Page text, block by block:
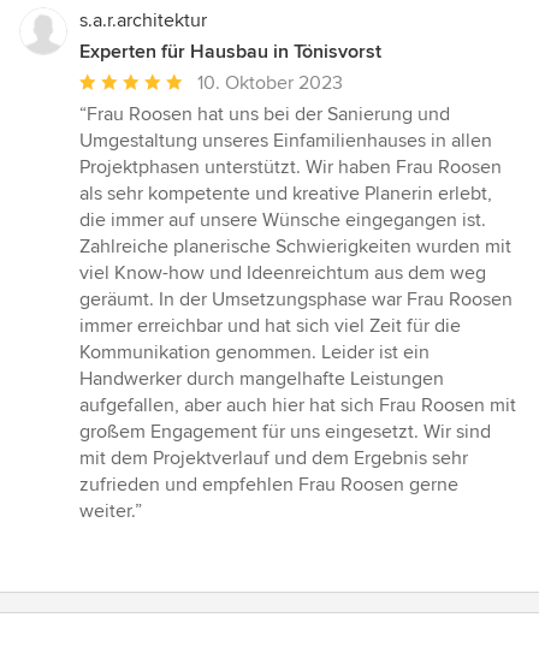
s.a.r.architektur
Experten für Hausbau in Tönisvorst
Durchschnittliche
Bewertung:
5
von
5
Sternen
10. Oktober 2023
“Frau Roosen hat uns bei der Sanierung und
Umgestaltung unseres Einfamilienhauses in allen
Projektphasen unterstützt. Wir haben Frau Roosen
als sehr kompetente und kreative Planerin erlebt,
die immer auf unsere Wünsche eingegangen ist.
Zahlreiche planerische Schwierigkeiten wurden mit
viel Know-how und Ideenreichtum aus dem weg
geräumt. In der Umsetzungsphase war Frau Roosen
immer erreichbar und hat sich viel Zeit für die
Kommunikation genommen. Leider ist ein
Handwerker durch mangelhafte Leistungen
aufgefallen, aber auch hier hat sich Frau Roosen mit
großem Engagement für uns eingesetzt. Wir sind
mit dem Projektverlauf und dem Ergebnis sehr
zufrieden und empfehlen Frau Roosen gerne
weiter.”